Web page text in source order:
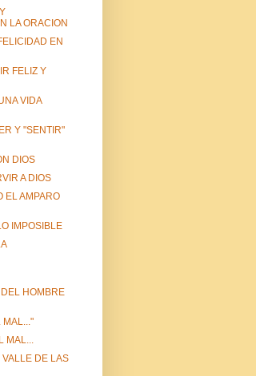
LA ORACION
EN
FELIZ Y
VIDA
Y "SENTIR"
DIOS
A DIOS
EL AMPARO
IMPOSIBLE
HOMBRE
MAL..."
MAL...
DE LAS